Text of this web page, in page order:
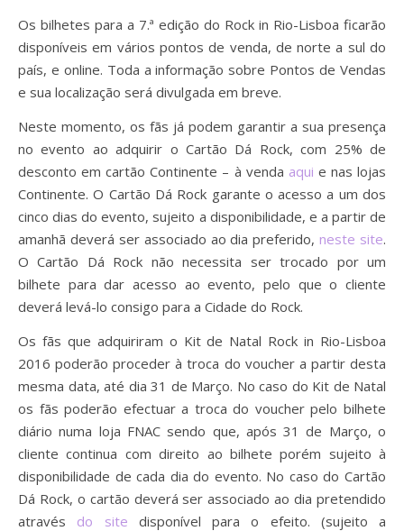
Os bilhetes para a 7.ª edição do Rock in Rio-Lisboa ficarão
disponíveis em vários pontos de venda, de norte a sul do
país, e online. Toda a informação sobre Pontos de Vendas
e sua localização será divulgada em breve.
Neste momento, os fãs já podem garantir a sua presença
no evento ao adquirir o Cartão Dá Rock, com 25% de
desconto em cartão Continente – à venda aqui e nas lojas
Continente. O Cartão Dá Rock garante o acesso a um dos
cinco dias do evento, sujeito a disponibilidade, e a partir de
amanhã deverá ser associado ao dia preferido,neste site.
O Cartão Dá Rock não necessita ser trocado por um
bilhete para dar acesso ao evento, pelo que o cliente
deverá levá-lo consigo para a Cidade do Rock.
Os fãs que adquiriram o Kit de Natal Rock in Rio-Lisboa
2016 poderão proceder à troca do voucher a partir desta
mesma data, até dia 31 de Março. No caso do Kit de Natal
os fãs poderão efectuar a troca do voucher pelo bilhete
diário numa loja FNAC sendo que, após 31 de Março, o
cliente continua com direito ao bilhete porém sujeito à
disponibilidade de cada dia do evento. No caso do Cartão
Dá Rock, o cartão deverá ser associado ao dia pretendido
através do site disponível para o efeito. (sujeito a